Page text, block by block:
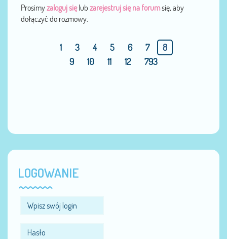
Prosimyzaloguj sięlub zarejestruj się na forumsię, aby
dołączyć do rozmowy.
1 3 4 5 6 7
8
9
10 11 12 793
LOGOWANIE